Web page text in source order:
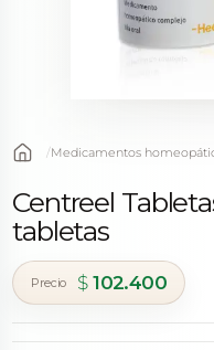
Medicamentos
Centreel
tabletas
$102.400